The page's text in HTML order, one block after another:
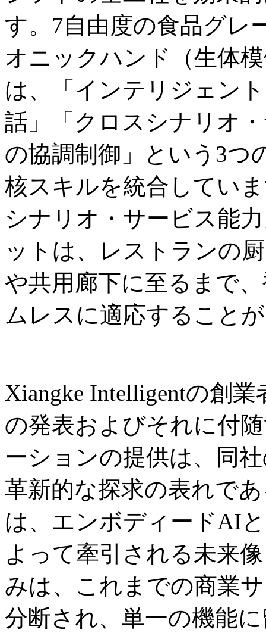
す。7自由度の食品グレ
オニックハンド（生体
は、「インテリジェン
話」「クロスシナリオ
の協調制御」という3つ
核スキルを統合してい
シナリオ・サービス能
ットは、レストランの
や共用廊下に至るまで
ムレスに適応すること
Xiangke Intelligentの創
の発表およびそれに付
ーションの提供は、同
革新的な探求の表れで
は、エンボディードAI
よって牽引される未来
みは、これまでの商業
分断され、単一の機能